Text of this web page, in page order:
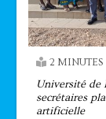
2 MINUTES
Université de
secrétaires
artificielle